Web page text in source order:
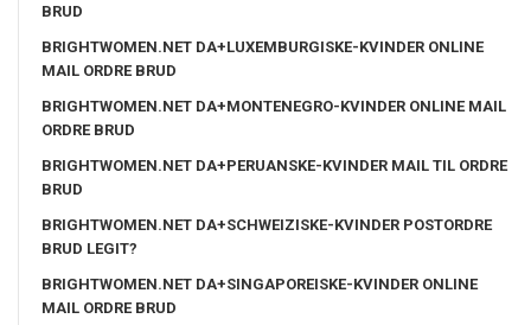
BRUD
BRIGHTWOMEN.NET DA+LUXEMBURGISKE-KVINDER ONLINE
MAIL ORDRE BRUD
BRIGHTWOMEN.NET DA+MONTENEGRO-KVINDER ONLINE MAIL
ORDRE BRUD
BRIGHTWOMEN.NET DA+PERUANSKE-KVINDER MAIL TIL ORDRE
BRUD
BRIGHTWOMEN.NET DA+SCHWEIZISKE-KVINDER POSTORDRE
BRUD LEGIT?
BRIGHTWOMEN.NET DA+SINGAPOREISKE-KVINDER ONLINE
MAIL ORDRE BRUD